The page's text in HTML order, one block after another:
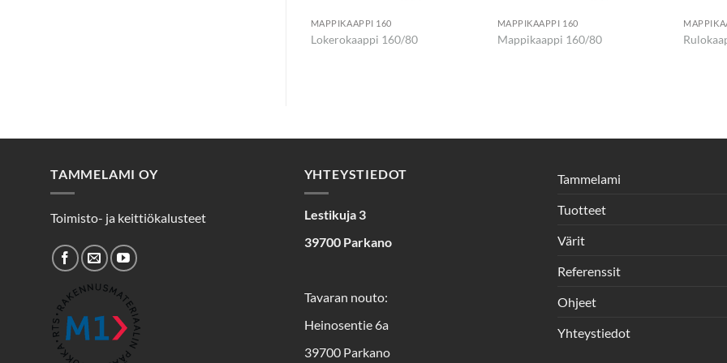
MAPPIKAAPPI 160
Lokerokaappi 160/80
MAPPIKAAPPI 160
Mappikaappi 160/80
TAMMELAMI OY
Toimisto- ja keittiökalusteet
YHTEYSTIEDOT
Lestikuja 3
39700 Parkano
Tavaran nouto:
Heinosentie 6a
39700 Parkano
Tammelami
Tuotteet
Värit
Referenssit
Ohjeet
Yhteystiedot